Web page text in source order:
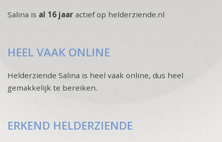
Salina is al 16 jaar actief op helderziende.nl
HEEL VAAK ONLINE
Helderziende Salina is heel vaak online, dus heel
gemakkelijk te bereiken.
ERKEND HELDERZIENDE